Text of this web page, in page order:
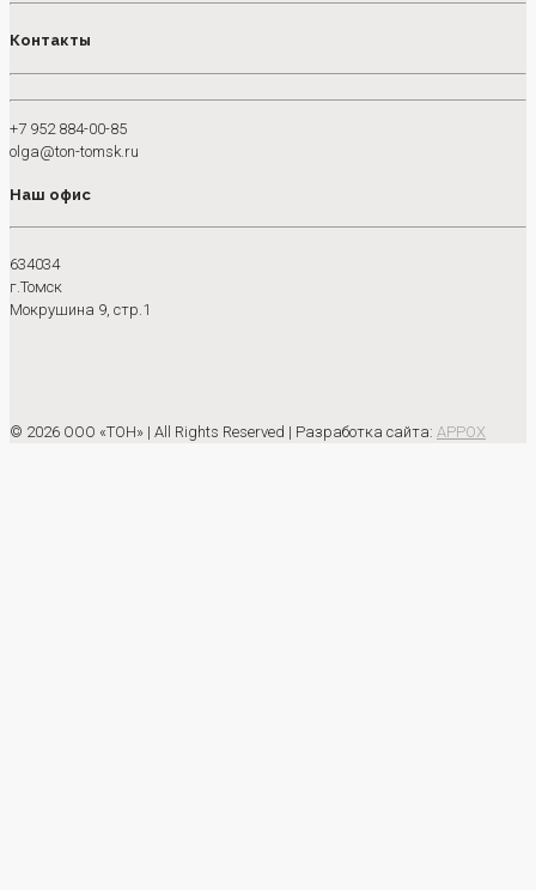
Контакты
+7 952 884-00-85
olga@ton-tomsk.ru
Наш офис
634034
г.Томск
Мокрушина 9, стр.1
© 2026 ООО «ТОН» | All Rights Reserved | Разработка сайта: APPOX